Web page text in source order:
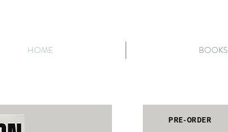
HOME BOOKS
PRE-ORDER